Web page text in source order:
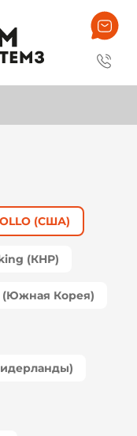
(США)
(КНР)
(Южная Корея)